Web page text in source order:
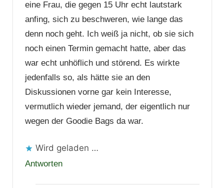
eine Frau, die gegen 15 Uhr echt lautstark
anfing, sich zu beschweren, wie lange das
denn noch geht. Ich weiß ja nicht, ob sie sich
noch einen Termin gemacht hatte, aber das
war echt unhöflich und störend. Es wirkte
jedenfalls so, als hätte sie an den
Diskussionen vorne gar kein Interesse,
vermutlich wieder jemand, der eigentlich nur
wegen der Goodie Bags da war.
Wird geladen …
Antworten